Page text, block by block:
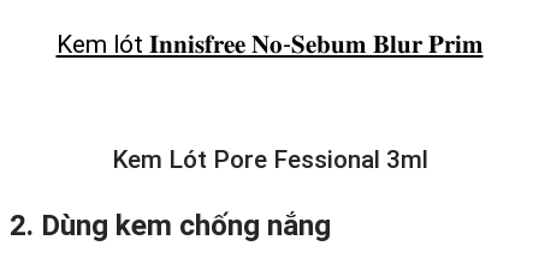
Kem lót 𝐈𝐧𝐧𝐢𝐬𝐟𝐫𝐞𝐞 𝐍𝐨-𝐒𝐞𝐛𝐮𝐦 𝐁𝐥𝐮𝐫 𝐏𝐫𝐢𝐦
Kem Lót Pore Fessional 3ml
2. Dùng kem chống nắng